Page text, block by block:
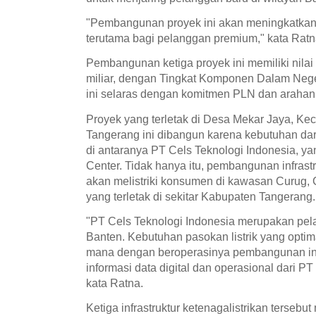
"Pembangunan proyek ini akan
terutama bagi pelanggan premium," kata
Pembangunan ketiga proyek ini memiliki
miliar, dengan Tingkat Komponen Dalam
ini selaras dengan komitmen PLN dan
Proyek yang terletak di Desa Mekar Jaya,
Tangerang ini dibangun karena kebutuhan
di antaranya PT Cels Teknologi Indonesia,
Center. Tidak hanya itu, pembangunan
akan melistriki konsumen di kawasan Curug,
yang terletak di sekitar Kabupaten Tangerang.
"PT Cels Teknologi Indonesia merupakan
Banten. Kebutuhan pasokan listrik yang
mana dengan beroperasinya pembangunan
informasi data digital dan operasional dari
kata Ratna.
Ketiga infrastruktur ketenagalistrikan